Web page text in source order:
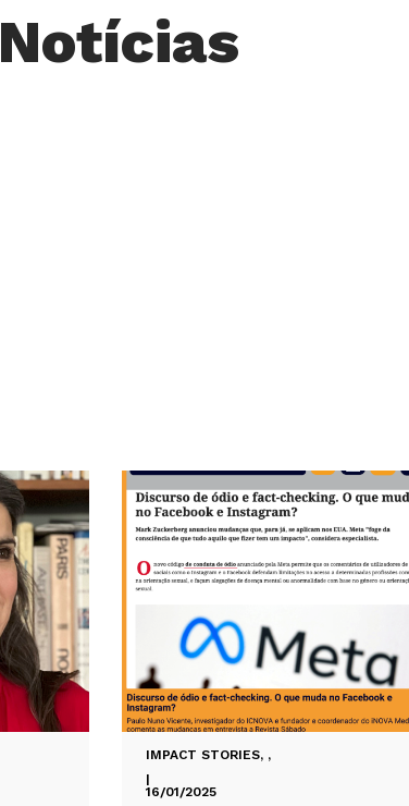
Notícias
IMPACT STORIES, ,
|
16/01/2025